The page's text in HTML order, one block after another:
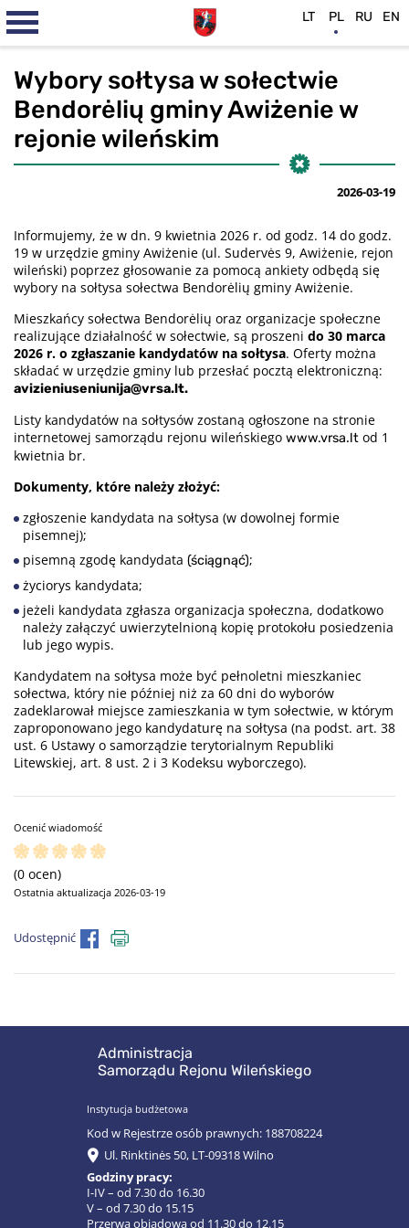
Wybory sołtysa w sołectwie
Bendorėlių gminy Awiżenie w
rejonie wileńskim
2026-03-19
Informujemy, że w dn. 9 kwietnia 2026 r. od godz. 14 do godz.
19 w urzędzie gminy Awiżenie (ul. Sudervės 9, Awiżenie, rejon
wileński) poprzez głosowanie za pomocą ankiety odbędą się
wybory na sołtysa sołectwa Bendorėlių gminy Awiżenie.
Mieszkańcy sołectwa Bendorėlių oraz organizacje społeczne
realizujące działalność w sołectwie, są proszeni do 30 marca
2026 r. o zgłaszanie kandydatów na sołtysa. Oferty można
składać w urzędzie gminy lub przesłać pocztą elektroniczną:
avizieniuseniunija@vrsa.lt.
Listy kandydatów na sołtysów zostaną ogłoszone na stronie
internetowej samorządu rejonu wileńskiego www.vrsa.lt od 1
kwietnia br.
Dokumenty, które należy złożyć:
zgłoszenie kandydata na sołtysa (w dowolnej formie
pisemnej);
pisemną zgodę kandydata (ściągnąć);
życiorys kandydata;
jeżeli kandydata zgłasza organizacja społeczna, dodatkowo
należy załączyć uwierzytelnioną kopię protokołu posiedzenia
lub jego wypis.
Kandydatem na sołtysa może być pełnoletni mieszkaniec
sołectwa, który nie później niż za 60 dni do wyborów
zadeklarował miejsce zamieszkania w tym sołectwie, w którym
zaproponowano jego kandydaturę na sołtysa (na podst. art. 38
ust. 6 Ustawy o samorządzie terytorialnym Republiki
Litewskiej, art. 8 ust. 2 i 3 Kodeksu wyborczego).
Ocenić wiadomość
(0 ocen)
Ostatnia aktualizacja 2026-03-19
Udostępnić
Administracja
Samorządu Rejonu Wileńskiego
Instytucja budżetowa
Kod w Rejestrze osób prawnych: 188708224
Ul. Rinktinės 50, LT-09318 Wilno
Godziny pracy:
I-IV – od 7.30 do 16.30
V – od 7.30 do 15.15
Przerwa obiadowa od 11.30 do 12.15
LT PL RU EN